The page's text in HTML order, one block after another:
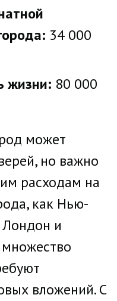
34 000
жизни: 80 000
может
но важно
расходам на
как Нью-
и
вложений. С